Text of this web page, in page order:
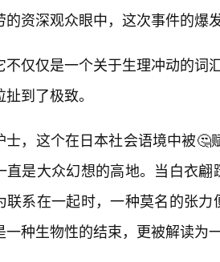
的资深观众眼中，这次事件的爆
不仅仅是一个关于生理冲动的词
到了极致。
士，这个在日本社会语境中被🤔
直是大众幻想的高地。当白衣
联系在一起时，一种莫名的张
一种生物性的结束，更被解读为